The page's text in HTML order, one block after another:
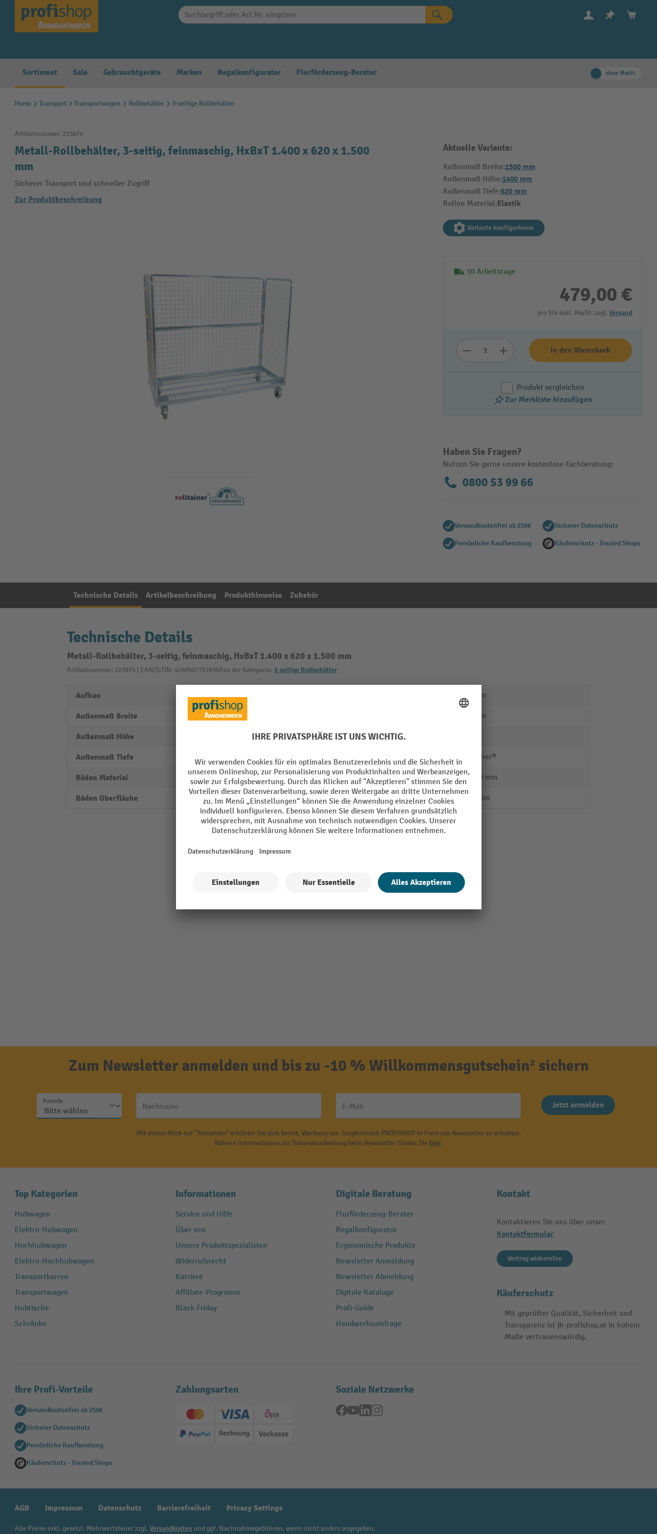
Zur Hauptnavigation springen
Sortiment Sale Gebrauchtgeräte Marken Regalkonfigurator Flurförderzeug-Berater ohne MwSt.
Home Transport Transportwagen Rollbehälter 3-seitige Rollbehälter
Artikelnummer: 223874
Metall-Rollbehälter, 3-seitig, feinmaschig, HxBxT 1.400 x 620 x 1.500
mm
Sicherer Transport und schneller Zugriff
Zur Produktbeschreibung
Aktuelle Variante:
Außenmaß Breite:1500 mm
Außenmaß Höhe:1400 mm
Außenmaß Tiefe:620 mm
Rollen Material:Elastik
Variante konfigurieren
10 Arbeitstage
479,00 €
pro Stk exkl. MwSt. zzgl. Versand
In den Warenkorb
Produkt vergleichen
Zur Merkliste hinzufügen
Haben Sie Fragen?
Nutzen Sie gerne unsere kostenlose Fachberatung:
0800 53 99 66
Versandkostenfrei ab 250€ Sicherer Datenschutz
Persönliche Kaufberatung Käuferschutz - Trusted Shops
Technische Details Artikelbeschreibung Produkthinweise Zubehör
Technische Details
Metall-Rollbehälter, 3-seitig, feinmaschig, HxBxT 1.400 x 620 x 1.500 mm
Artikelnummer: 223874 | EAN/GTIN: 4260507757630Aus der Kategorie: 3-seitige Rollbehälter
Aufbau 3-seitig
Außenmaß Breite 1500 mm
Außenmaß Höhe
Außenmaß Tiefe 620 mm
Böden Material Stahl
Böden Oberfläche galvanisch blau verzinkt
590 mm
125 mm
Lenkrollen Anzahl
Marke rolltainer®
Maschenweite HxB 50 x 50 mm
Nutzhöhe 1190 mm
Alle technische Details anzeigen
Zum Newsletter anmelden und bis zu -10 % Willkommensgutschein² sichern
Anrede
Nachname E-Mail Jetzt anmelden
Mit einem Klick auf "Anmelden" erklären Sie sich bereit, Werbung von Jungheinrich PROFISHOP in Form von Newsletter zu erhalten.
Nähere Informationen zur Datenverarbeitung beim Newsletter finden Sie hier.
Top Kategorien
Hubwagen
Elektro-Hubwagen
Hochhubwagen
Elektro-Hochhubwagen
Transportkarren
Transportwagen
Hubtische
Schränke
Informationen
Service und Hilfe
Über uns
Unsere Produktspezialisten
Widerrufsrecht
Karriere
Affiliate-Programm
Black Friday
Digitale Beratung
Flurförderzeug-Berater
Regalkonfigurator
Ergonomische Produkte
Newsletter Anmeldung
Newsletter Abmeldung
Digitale Kataloge
Profi-Guide
Handwerksumfrage
Kontakt
Kontaktieren Sie uns über unser
Kontaktformular.
Vertrag widerrufen
Käuferschutz
Mit geprüfter Qualität, Sicherheit und
Transparenz ist jh-profishop.at in hohem
Maße vertrauenswürdig.
Ihre Profi-Vorteile
Versandkostenfrei ab 250€
Sicherer Datenschutz
Persönliche Kaufberatung
Käuferschutz - Trusted Shops
Zahlungsarten
Creditcard (Master)Creditcard (Visa)
EPS
PayPal Rechnung Vorkasse
Soziale Netzwerke
Facebook
YouTubeLinkedInInstagram
AGB Impressum Datenschutz Barrierefreiheit Privacy Settings
Alle Preise exkl. gesetzl. Mehrwertsteuer zzgl. Versandkosten und ggf. Nachnahmegebühren, wenn nicht anders angegeben.